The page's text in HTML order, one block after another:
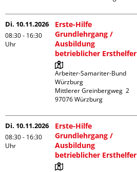
Di. 10.11.2026
08:30 - 16:30
Uhr
Erste-Hilfe
Grundlehrgang /
Ausbildung
betrieblicher Ersthelfer
Arbeiter-Samariter-Bund
Würzburg
Mittlerer Greinbergweg  2
Di. 10.11.2026
08:30 - 16:30
Uhr
Erste-Hilfe
Grundlehrgang /
Ausbildung
betrieblicher Ersthelfer